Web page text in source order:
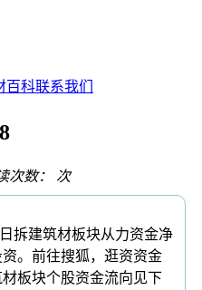
百科联系我们
次数： 次
建筑材板块从力资金净
。前往搜狐，逛资资金
板块个股资金流向见下